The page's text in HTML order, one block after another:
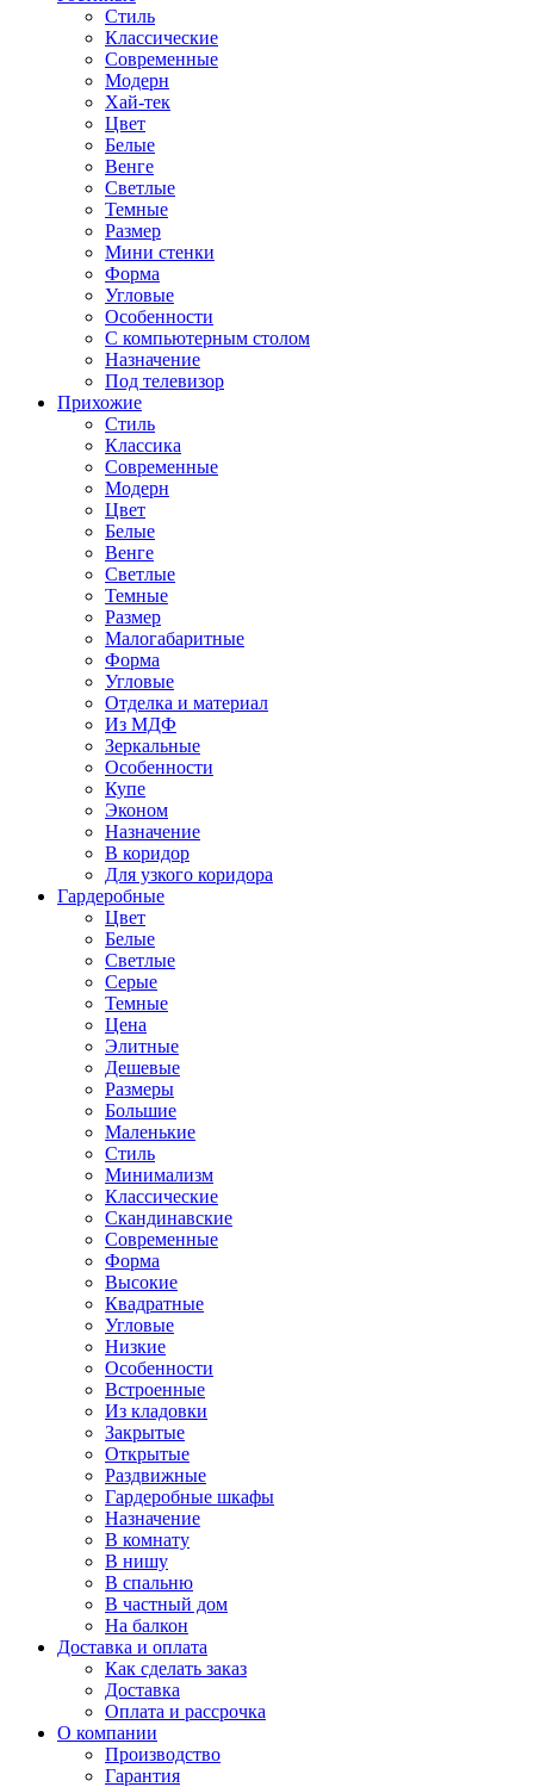
Стиль
Классические
Современные
Модерн
Хай-тек
Цвет
Белые
Венге
Светлые
Темные
Размер
Мини стенки
Форма
Угловые
Особенности
С компьютерным столом
Назначение
Под телевизор
Прихожие
Стиль
Классика
Современные
Модерн
Цвет
Белые
Венге
Светлые
Темные
Размер
Малогабаритные
Форма
Угловые
Отделка и материал
Из МДФ
Зеркальные
Особенности
Купе
Эконом
Назначение
В коридор
Для узкого коридора
Гардеробные
Цвет
Белые
Светлые
Серые
Темные
Цена
Элитные
Дешевые
Размеры
Большие
Маленькие
Стиль
Минимализм
Классические
Скандинавские
Современные
Форма
Высокие
Квадратные
Угловые
Низкие
Особенности
Встроенные
Из кладовки
Закрытые
Открытые
Раздвижные
Гардеробные шкафы
Назначение
В комнату
В нишу
В спальню
В частный дом
На балкон
Доставка и оплата
Как сделать заказ
Доставка
Оплата и рассрочка
О компании
Производство
Гарантия